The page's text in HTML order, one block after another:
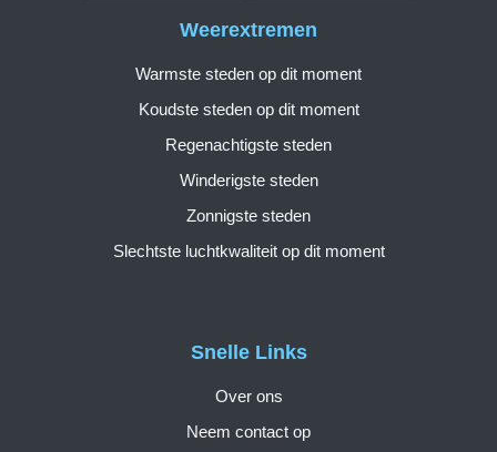
Snelle Links
Over ons
Neem contact op
Weerextremen
Warmste steden op dit moment
Koudste steden op dit moment
Regenachtigste steden
Winderigste steden
Zonnigste steden
Slechtste luchtkwaliteit op dit moment